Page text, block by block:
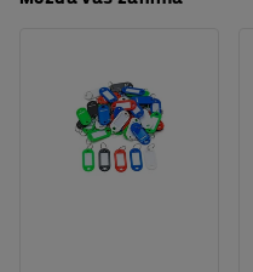
sadržaj, a istovremeno
Vrata možete lako
izdržljiva za korištenje u
montirati okomito i
Materijal: Lakirani čelik